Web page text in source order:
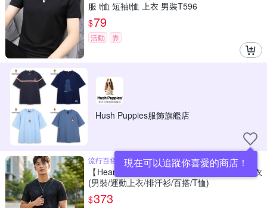
服 t恤 短袖t恤 上衣 男裝T596
$79
活動 券
Hush Puppies服飾旗艦店
現在可以追蹤你喜愛的商店！
流行百搭 休閒簡約
【Heart:W 新職人】現+預 運動排汗透氣上衣
(男裝/運動上衣/排汗衫/百搭/T恤)
$373